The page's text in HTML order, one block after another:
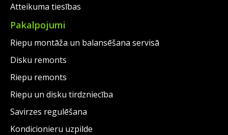
Atteikuma tiesības
Pakalpojumi
Riepu montāža un balansēšana servisā
Disku remonts
Riepu remonts
Riepu un disku tirdzniecība
Savirzes regulēšana
Kondicionieru uzpilde